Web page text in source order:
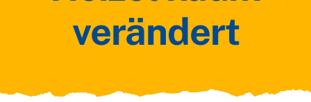
verändert